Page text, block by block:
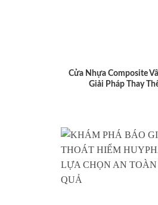
Cửa Nhựa Composite
Giải Pháp Thay